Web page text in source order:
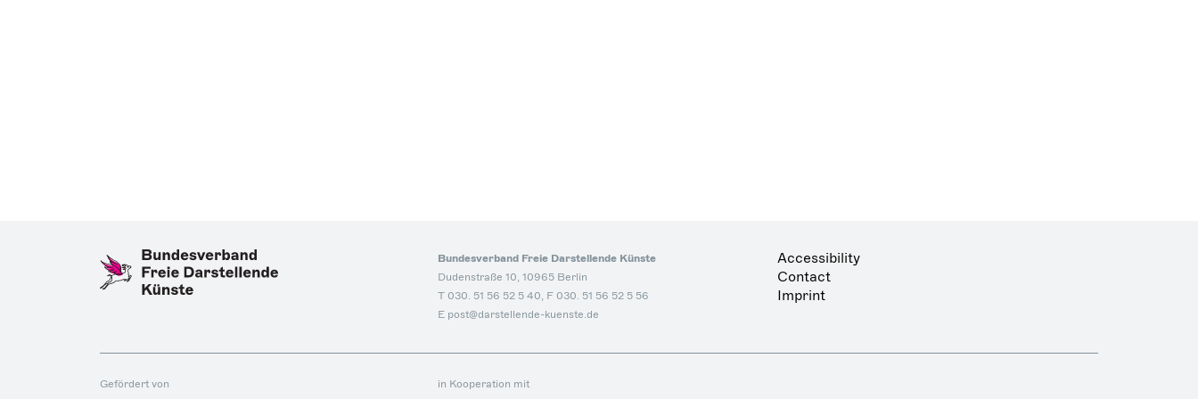
Bundesverband Freie Darstellende Künste
Dudenstraße 10, 10965 Berlin
T 030. 51 56 52 5 40, F 030. 51 56 52 5 56
E post@darstellende-kuenste.de
Accessibility
Contact
Imprint
Gefördert von in Kooperation mit